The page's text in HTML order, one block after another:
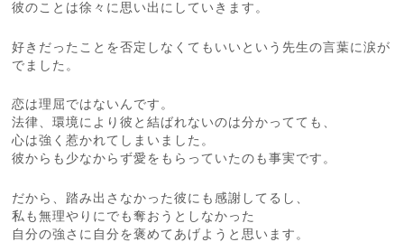
彼のことは徐々に思い出にしていきます。
好きだったことを否定しなくてもいいという先生の言葉に涙が
でました。
恋は理屈ではないんです。
法律、環境により彼と結ばれないのは分かってても、
心は強く惹かれてしまいました。
彼からも少なからず愛をもらっていたのも事実です。
だから、踏み出さなかった彼にも感謝してるし、
私も無理やりにでも奪おうとしなかった
自分の強さに自分を褒めてあげようと思います。